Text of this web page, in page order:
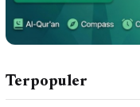
Terpopuler